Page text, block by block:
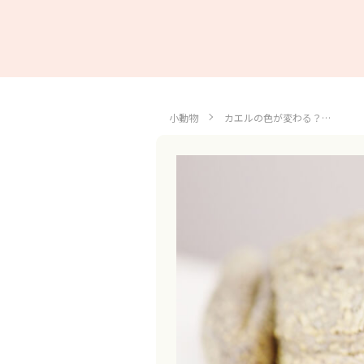
小動物 カエルの色が変わる？…